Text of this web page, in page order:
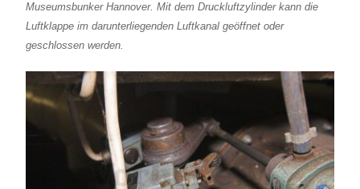
Museumsbunker Hannover. Mit dem Druckluftzylinder kann die
Luftklappe im darunterliegenden Luftkanal geöffnet oder
geschlossen werden.